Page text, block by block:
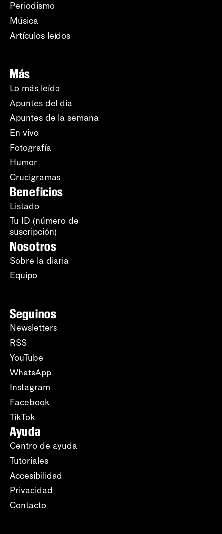
Periodismo
Música
Artículos leídos
Más
Lo más leído
Apuntes del día
Apuntes de la semana
En vivo
Fotografía
Humor
Crucigramas
Beneficios
Listado
Tu ID (número de
suscripción)
Nosotros
Sobre la diaria
Equipo
Seguinos
Newsletters
RSS
YouTube
WhatsApp
Instagram
Facebook
TikTok
Ayuda
Centro de ayuda
Tutoriales
Accesibilidad
Privacidad
Contacto